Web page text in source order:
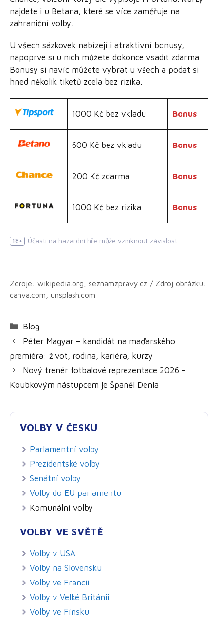
najdete i u Betana, které se více zaměřuje na
zahraniční volby.
U všech sázkovek nabízejí i atraktivní bonusy,
napoprvé si u nich můžete dokonce vsadit zdarma.
Bonusy si navíc můžete vybrat u všech a podat si
hned několik tiketů zcela bez rizika.
1000 Kč bez vkladu Bonus
600 Kč bez vkladu Bonus
200 Kč zdarma Bonus
1000 Kč bez rizika Bonus
18+ Účastí na hazardní hře může vzniknout závislost.
Zdroje: wikipedia.org, seznamzpravy.cz / Zdroj obrázku:
canva.com, unsplash.com
Rubriky
Blog
Péter Magyar – kandidát na maďarského
premiéra: život, rodina, kariéra, kurzy
Nový trenér fotbalové reprezentace 2026 –
Koubkovým nástupcem je Španěl Denia
VOLBY V ČESKU
Parlamentní volby
Prezidentské volby
Senátní volby
Volby do EU parlamentu
Komunální volby
VOLBY VE SVĚTĚ
Volby v USA
Volby na Slovensku
Volby ve Francii
Volby v Velké Británii
Volby ve Fínsku